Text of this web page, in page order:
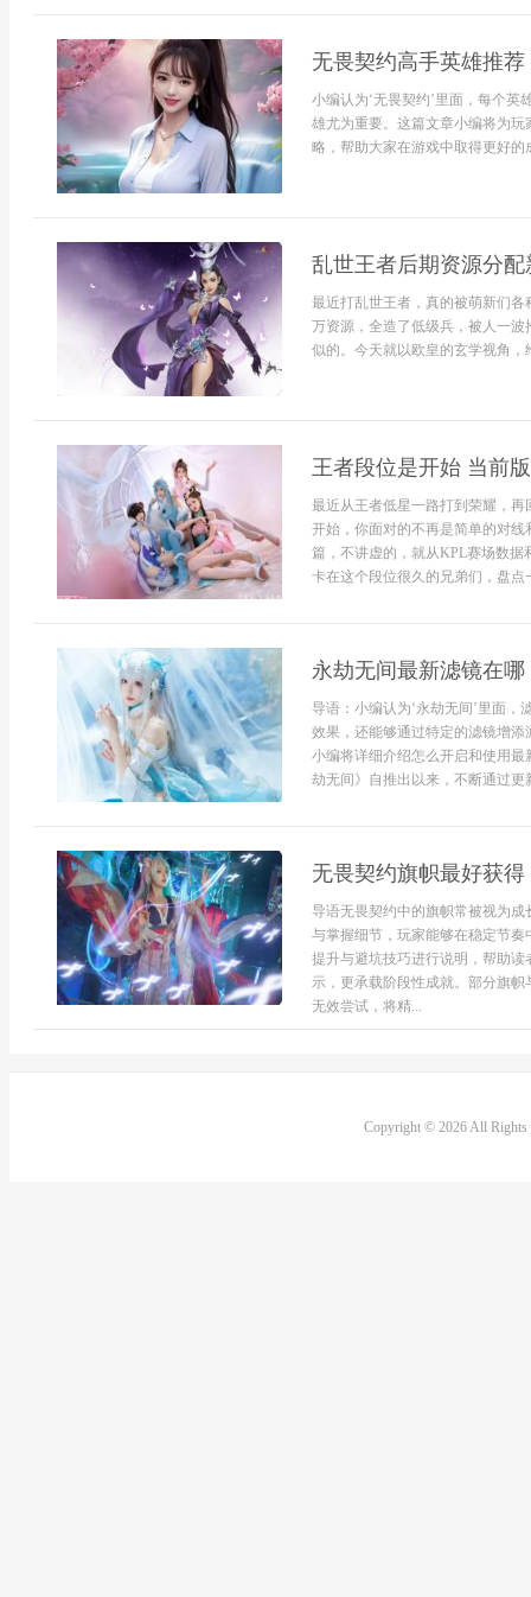
无畏契约高手英雄推荐
小编认为‘无畏契约’里面，每个
雄尤为重要。这篇文章小编将为
略，帮助大家在游戏中取得更好
乱世王者后期资源分
最近打乱世王者，真的被萌新们
万资源，全造了低级兵，被人一
似的。今天就以欧皇的玄学视角，
王者段位是开始 当前
最近从王者低星一路打到荣耀，
开始，你面对的不再是简单的对
篇，不讲虚的，就从KPL赛场数
卡在这个段位很久的兄弟们，盘点
永劫无间最新滤镜在哪
导语：小编认为‘永劫无间’里面
效果，还能够通过特定的滤镜增
小编将详细介绍怎么开启和使用
劫无间》自推出以来，不断通过更
无畏契约旗帜最好获得
导语无畏契约中的旗帜常被视为
与掌握细节，玩家能够在稳定节
提升与避坑技巧进行说明，帮助
示，更承载阶段性成就。部分旗
无效尝试，将精...
Copyright © 2026 All